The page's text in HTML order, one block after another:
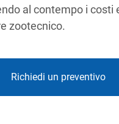
al contempo i costi
zootecnico.
Richiedi un preventivo